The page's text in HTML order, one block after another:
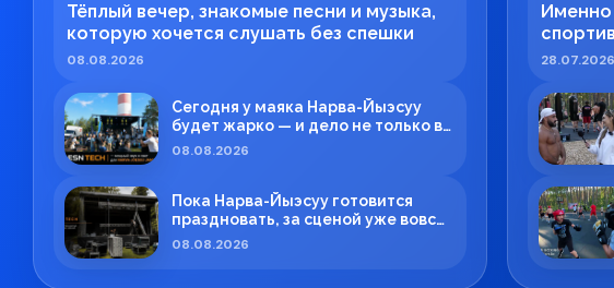
Тёплый вечер, знакомые песни и музыка,
которую хочется слушать без спешки
08.08.2026
Сегодня у маяка Нарва-Йыэсуу
будет жарко — и дело не только в
летней погоде!
08.08.2026
Пока Нарва-Йыэсуу готовится
праздновать, за сценой уже вовсю
кипит работа!
08.08.2026
Именно
28.07.2026